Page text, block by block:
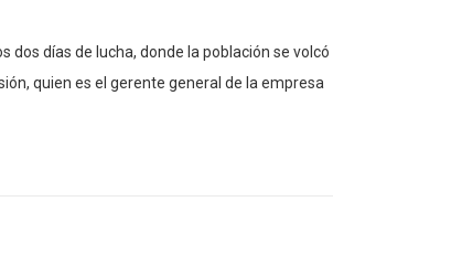
dos días de lucha, donde la población se volcó
quien es el gerente general de la empresa